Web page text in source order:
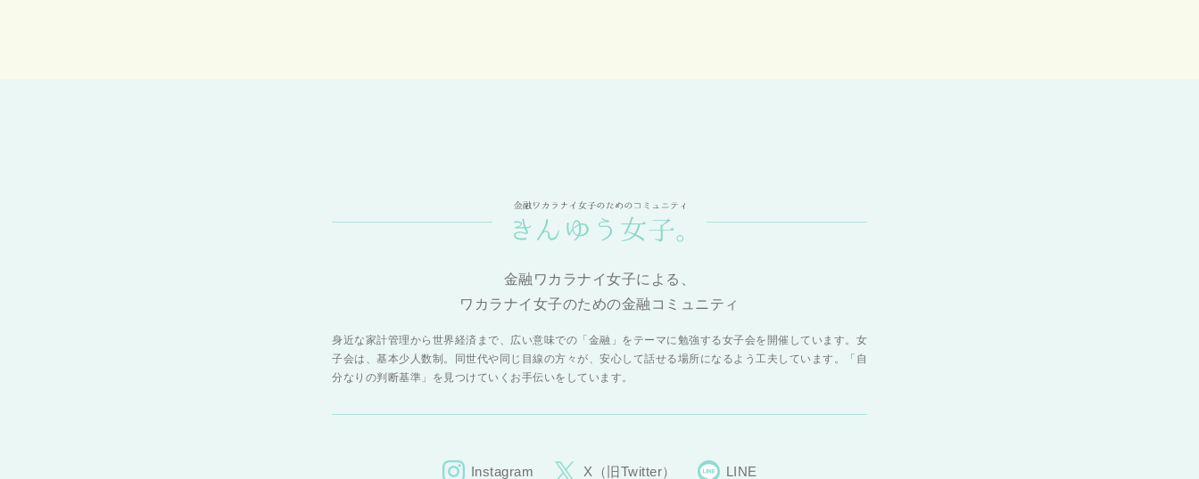
金融ワカラナイ女子による、
ワカラナイ女子のための金融コミュニティ
身近な家計管理から世界経済まで、広い意味での「金融」をテーマに勉強する女子会を開催しています。女
子会は、基本少人数制。同世代や同じ目線の方々が、安心して話せる場所になるよう工夫しています。「自
分なりの判断基準」を見つけていくお手伝いをしています。
Instagram X（旧Twitter） LINE